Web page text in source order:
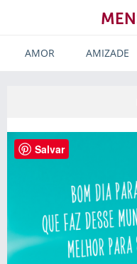
AMOR AMIZADE
Salvar